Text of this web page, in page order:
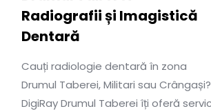
Radiografii și Imagistică
Dentară
Cauți radiologie dentară în zona
Drumul Taberei, Militari sau Crângași?
DigiRay Drumul Taberei îți oferă